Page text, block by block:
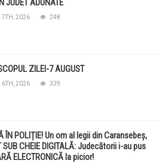
JUDET ADUNATE
7TH, 2026 248
ZILEI-7 AUGUST
6TH, 2026 339
ÎN POLIȚIE! Un om al legii din Caransebeș,
SUB CHEIE DIGITALĂ: Judecătorii i-au pus
ELECTRONICĂ la picior!